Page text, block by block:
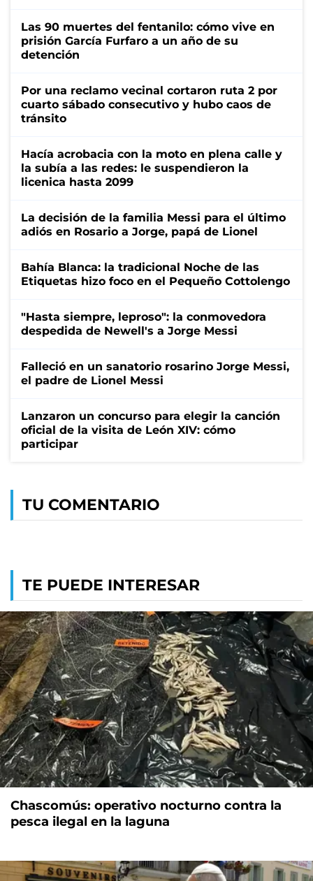
Las 90 muertes del fentanilo: cómo vive en
prisión García Furfaro a un año de su
detención
Por una reclamo vecinal cortaron ruta 2 por
cuarto sábado consecutivo y hubo caos de
tránsito
Hacía acrobacia con la moto en plena calle y
la subía a las redes: le suspendieron la
licenica hasta 2099
La decisión de la familia Messi para el último
adiós en Rosario a Jorge, papá de Lionel
Bahía Blanca: la tradicional Noche de las
Etiquetas hizo foco en el Pequeño Cottolengo
"Hasta siempre, leproso": la conmovedora
despedida de Newell's a Jorge Messi
Falleció en un sanatorio rosarino Jorge Messi,
el padre de Lionel Messi
Lanzaron un concurso para elegir la canción
oficial de la visita de León XIV: cómo
participar
TU COMENTARIO
TE PUEDE INTERESAR
Chascomús: operativo nocturno contra la
pesca ilegal en la laguna